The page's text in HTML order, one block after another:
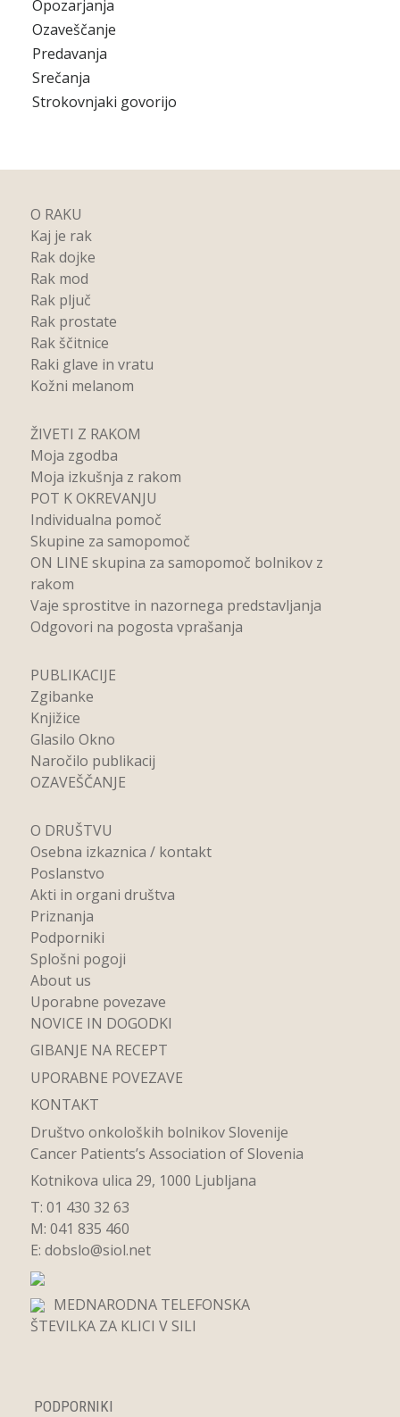
Opozarjanja
Ozaveščanje
Predavanja
Srečanja
Strokovnjaki govorijo
O RAKU
Kaj je rak
Rak dojke
Rak mod
Rak pljuč
Rak prostate
Rak ščitnice
Raki glave in vratu
Kožni melanom
ŽIVETI Z RAKOM
Moja zgodba
Moja izkušnja z rakom
POT K OKREVANJU
Individualna pomoč
Skupine za samopomoč
ON LINE skupina za samopomoč bolnikov z
rakom
Vaje sprostitve in nazornega predstavljanja
Odgovori na pogosta vprašanja
PUBLIKACIJE
Zgibanke
Knjižice
Glasilo Okno
Naročilo publikacij
OZAVEŠČANJE
O DRUŠTVU
Osebna izkaznica / kontakt
Poslanstvo
Akti in organi društva
Priznanja
Podporniki
Splošni pogoji
About us
Uporabne povezave
NOVICE IN DOGODKI
GIBANJE NA RECEPT
UPORABNE POVEZAVE
KONTAKT
Društvo onkoloških bolnikov Slovenije
Cancer Patients’s Association of Slovenia
Kotnikova ulica 29, 1000 Ljubljana
T: 01 430 32 63
M: 041 835 460
E:dobslo@siol.net
MEDNARODNA TELEFONSKA
ŠTEVILKA ZA KLICI V SILI
PODPORNIKI